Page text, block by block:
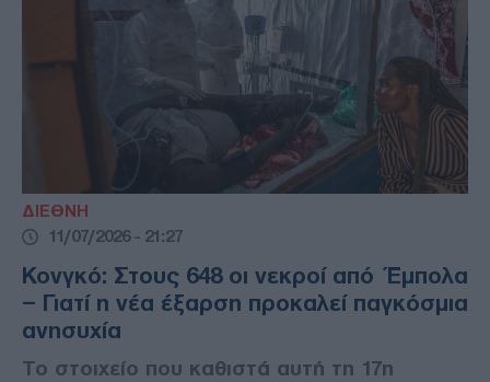
ΔΙΕΘΝΗ
11/07/2026 - 21:27
Κονγκό: Στους 648 οι νεκροί από Έμπολα
– Γιατί η νέα έξαρση προκαλεί παγκόσμια
ανησυχία
Το στοιχείο που καθιστά αυτή τη 17η